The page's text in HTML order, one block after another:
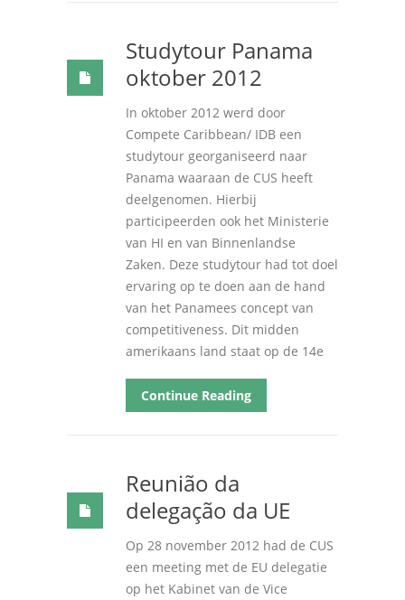
Studytour Panama
oktober 2012
In oktober 2012 werd door
Compete Caribbean/ IDB een
studytour georganiseerd naar
Panama waaraan de CUS heeft
deelgenomen. Hierbij
participeerden ook het Ministerie
van HI en van Binnenlandse
Zaken. Deze studytour had tot doel
ervaring op te doen aan de hand
van het Panamees concept van
competitiveness. Dit midden
amerikaans land staat op de 14e
Continue Reading
Reunião da
delegação da UE
Op 28 november 2012 had de CUS
een meeting met de EU delegatie
op het Kabinet van de Vice